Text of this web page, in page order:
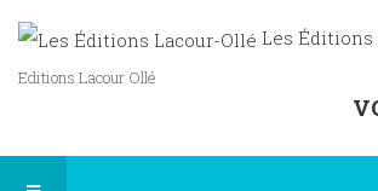
Les Éditions
Editions Lacour Ollé